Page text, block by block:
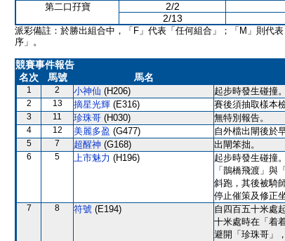
第二口孖寶 2/2
2/13
派彩備註：於勝出組合中，「F」代表「任何組合」；「M」則代
序」。
競賽事件報告
名次
馬號 馬名
1 2 小神仙 (H206) 起步時發生碰撞
2 13 摘星光輝 (E316) 賽後須抽取樣本檢
3 11 珍珠哥 (H030) 無特別報告。
4 12 美麗多盈 (G477) 自外檔出閘後於
5 7 超醒神 (G168) 出閘笨拙。
6 5 上市魅力 (H196)
起步時發生碰撞
「鵲橋飛渡」與
斜跑，其後被騎
停止催策及修正坐
7 8 符號 (E194)
自四百五十米處
十米處時在「着
避開「珍珠哥」